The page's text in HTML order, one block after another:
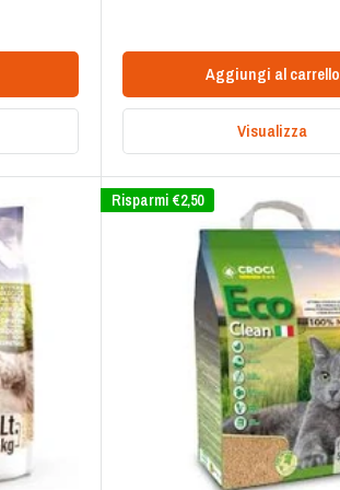
scontato
Aggiungi al carrello
Visualizza
Risparmi €2,50